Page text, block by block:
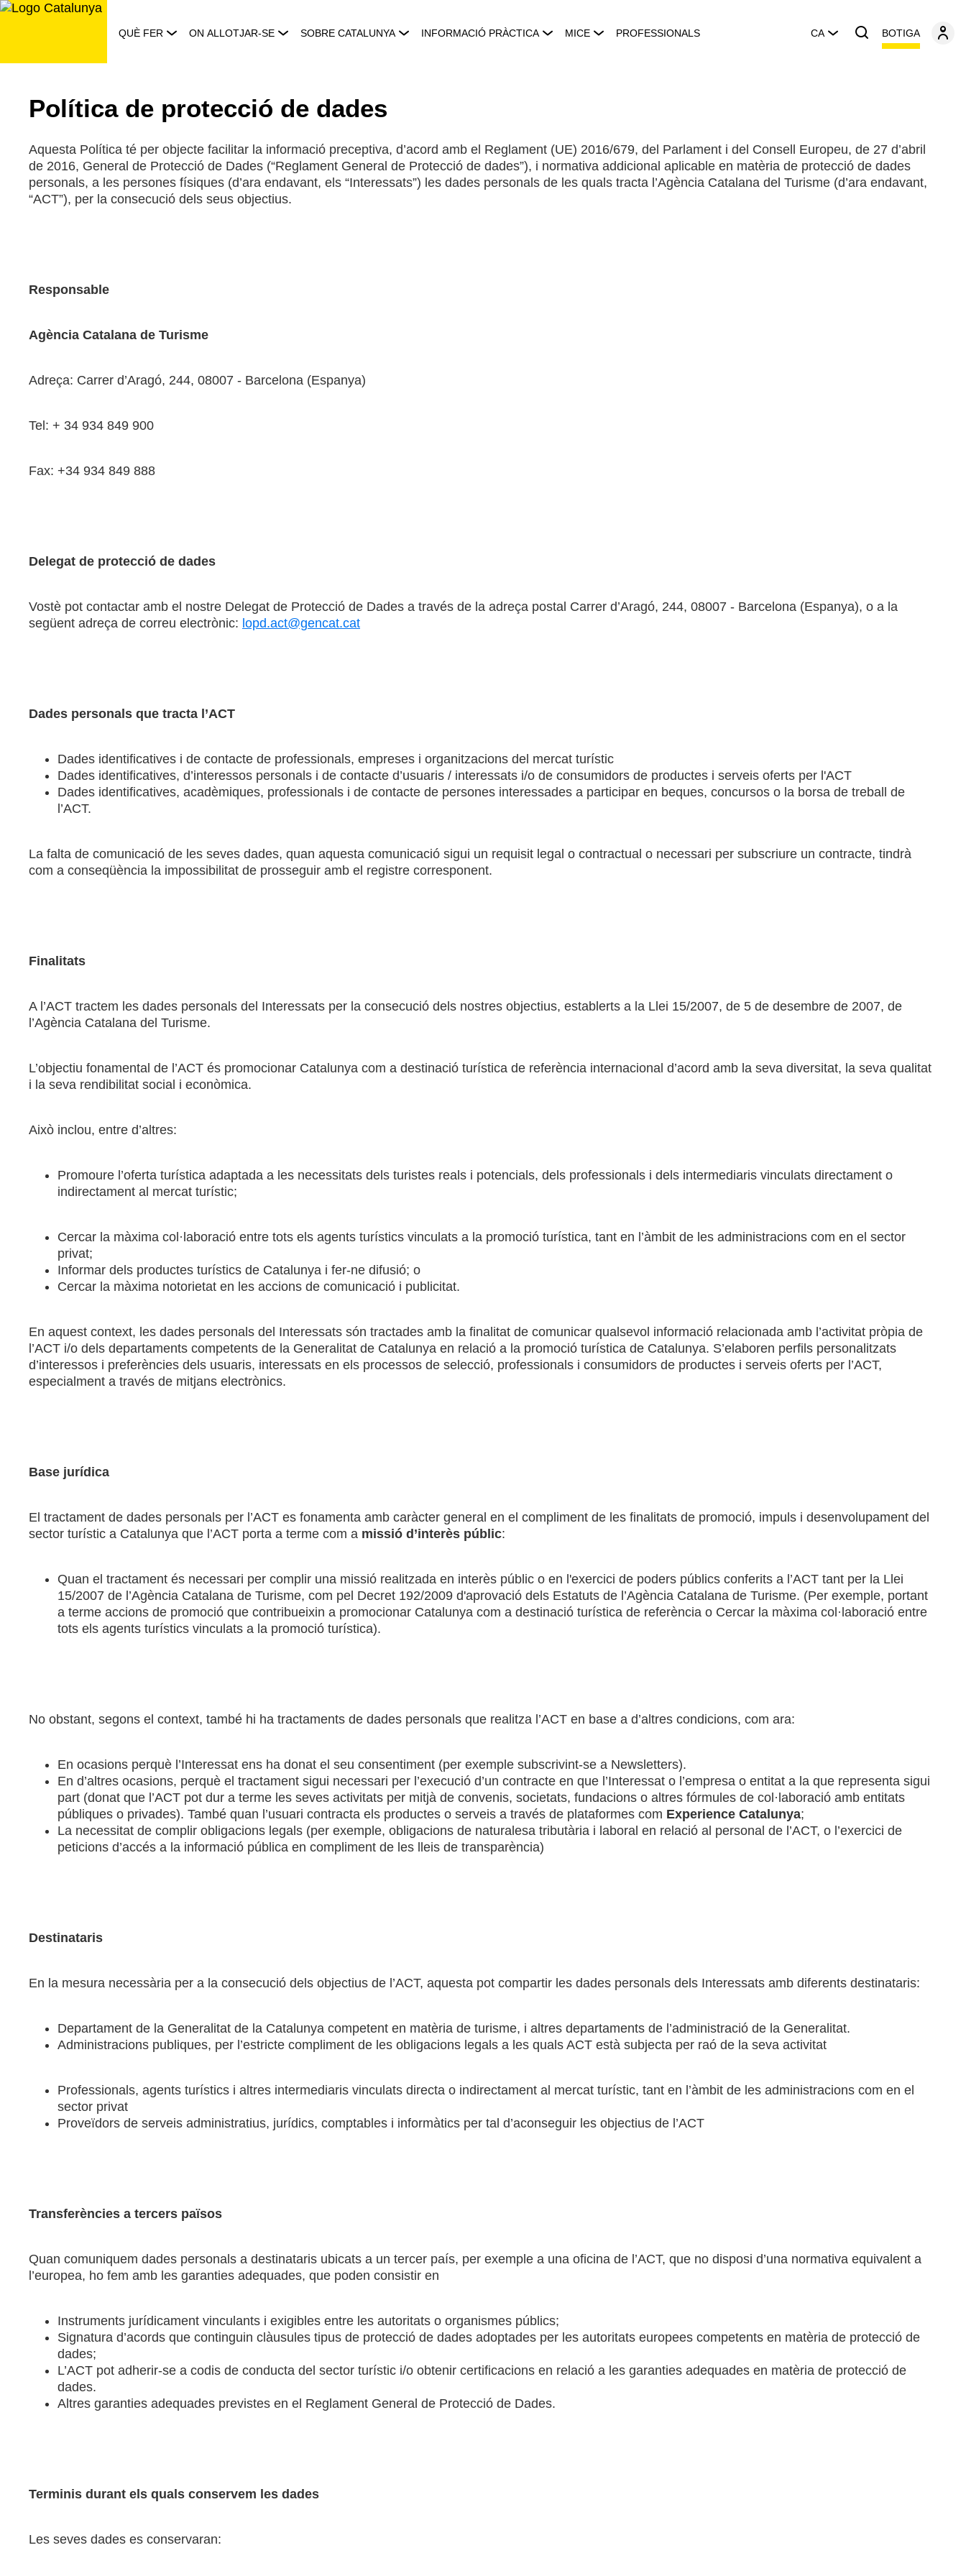
Saltar
QUÈ FER ON ALLOTJAR-SE SOBRE CATALUNYA INFORMACIÓ PRÀCTICA MICE PROFESSIONALS CA BOTIGA
Política de protecció de dades
Aquesta Política té per objecte facilitar la informació preceptiva, d’acord amb el Reglament (UE) 2016/679, del Parlament i del Consell Europeu, de 27 d’abril
de 2016, General de Protecció de Dades (“Reglament General de Protecció de dades”), i normativa addicional aplicable en matèria de protecció de dades
personals, a les persones físiques (d’ara endavant, els “Interessats”) les dades personals de les quals tracta l’Agència Catalana del Turisme (d’ara endavant,
“ACT”), per la consecució dels seus objectius.
Responsable
Agència Catalana de Turisme
Adreça: Carrer d’Aragó, 244, 08007 - Barcelona (Espanya)
Tel: + 34 934 849 900
Fax: +34 934 849 888
Delegat de protecció de dades
Vostè pot contactar amb el nostre Delegat de Protecció de Dades a través de la adreça postal Carrer d’Aragó, 244, 08007 - Barcelona (Espanya), o a la
següent adreça de correu electrònic: lopd.act@gencat.cat
Dades personals que tracta l’ACT
Dades identificatives i de contacte de professionals, empreses i organitzacions del mercat turístic
Dades identificatives, d’interessos personals i de contacte d’usuaris / interessats i/o de consumidors de productes i serveis oferts per l'ACT
Dades identificatives, acadèmiques, professionals i de contacte de persones interessades a participar en beques, concursos o la borsa de treball de
l’ACT.
La falta de comunicació de les seves dades, quan aquesta comunicació sigui un requisit legal o contractual o necessari per subscriure un contracte, tindrà
com a conseqüència la impossibilitat de prosseguir amb el registre corresponent.
Finalitats
A l’ACT tractem les dades personals del Interessats per la consecució dels nostres objectius, establerts a la Llei 15/2007, de 5 de desembre de 2007, de
l’Agència Catalana del Turisme.
L’objectiu fonamental de l’ACT és promocionar Catalunya com a destinació turística de referència internacional d’acord amb la seva diversitat, la seva qualitat
i la seva rendibilitat social i econòmica.
Això inclou, entre d’altres:
Promoure l’oferta turística adaptada a les necessitats dels turistes reals i potencials, dels professionals i dels intermediaris vinculats directament o
indirectament al mercat turístic;
Cercar la màxima col·laboració entre tots els agents turístics vinculats a la promoció turística, tant en l’àmbit de les administracions com en el sector
privat;
Informar dels productes turístics de Catalunya i fer-ne difusió; o
Cercar la màxima notorietat en les accions de comunicació i publicitat.
En aquest context, les dades personals del Interessats són tractades amb la finalitat de comunicar qualsevol informació relacionada amb l’activitat pròpia de
l’ACT i/o dels departaments competents de la Generalitat de Catalunya en relació a la promoció turística de Catalunya. S’elaboren perfils personalitzats
d’interessos i preferències dels usuaris, interessats en els processos de selecció, professionals i consumidors de productes i serveis oferts per l’ACT,
especialment a través de mitjans electrònics.
Base jurídica
El tractament de dades personals per l’ACT es fonamenta amb caràcter general en el compliment de les finalitats de promoció, impuls i desenvolupament del
sector turístic a Catalunya que l’ACT porta a terme com a missió d’interès públic:
Quan el tractament és necessari per complir una missió realitzada en interès públic o en l'exercici de poders públics conferits a l’ACT tant per la Llei
15/2007 de l’Agència Catalana de Turisme, com pel Decret 192/2009 d'aprovació dels Estatuts de l’Agència Catalana de Turisme. (Per exemple, portant
a terme accions de promoció que contribueixin a promocionar Catalunya com a destinació turística de referència o Cercar la màxima col·laboració entre
tots els agents turístics vinculats a la promoció turística).
No obstant, segons el context, també hi ha tractaments de dades personals que realitza l’ACT en base a d’altres condicions, com ara:
En ocasions perquè l’Interessat ens ha donat el seu consentiment (per exemple subscrivint-se a Newsletters).
En d’altres ocasions, perquè el tractament sigui necessari per l’execució d’un contracte en que l’Interessat o l’empresa o entitat a la que representa sigui
part (donat que l’ACT pot dur a terme les seves activitats per mitjà de convenis, societats, fundacions o altres fórmules de col·laboració amb entitats
públiques o privades). També quan l’usuari contracta els productes o serveis a través de plataformes com Experience Catalunya;
La necessitat de complir obligacions legals (per exemple, obligacions de naturalesa tributària i laboral en relació al personal de l’ACT, o l’exercici de
peticions d’accés a la informació pública en compliment de les lleis de transparència)
Destinataris
En la mesura necessària per a la consecució dels objectius de l’ACT, aquesta pot compartir les dades personals dels Interessats amb diferents destinataris:
Departament de la Generalitat de la Catalunya competent en matèria de turisme, i altres departaments de l’administració de la Generalitat.
Administracions publiques, per l’estricte compliment de les obligacions legals a les quals ACT està subjecta per raó de la seva activitat
Professionals, agents turístics i altres intermediaris vinculats directa o indirectament al mercat turístic, tant en l’àmbit de les administracions com en el
sector privat
Proveïdors de serveis administratius, jurídics, comptables i informàtics per tal d’aconseguir les objectius de l’ACT
Transferències a tercers països
Quan comuniquem dades personals a destinataris ubicats a un tercer país, per exemple a una oficina de l’ACT, que no disposi d’una normativa equivalent a
l’europea, ho fem amb les garanties adequades, que poden consistir en
Instruments jurídicament vinculants i exigibles entre les autoritats o organismes públics;
Signatura d’acords que continguin clàusules tipus de protecció de dades adoptades per les autoritats europees competents en matèria de protecció de
dades;
L’ACT pot adherir-se a codis de conducta del sector turístic i/o obtenir certificacions en relació a les garanties adequades en matèria de protecció de
dades.
Altres garanties adequades previstes en el Reglament General de Protecció de Dades.
Terminis durant els quals conservem les dades
Les seves dades es conservaran: